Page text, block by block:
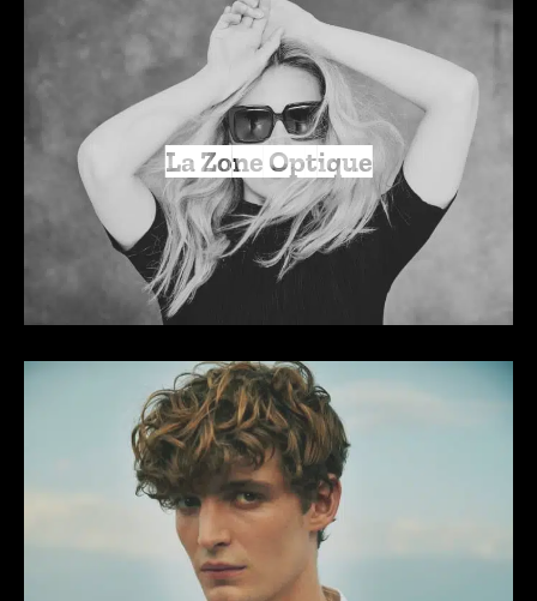
La Zone Optique